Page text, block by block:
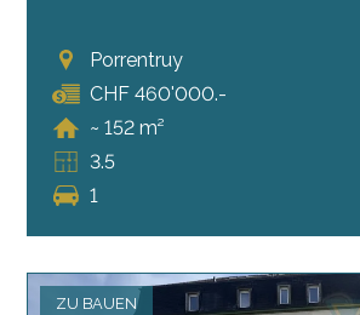
Porrentruy
CHF 460'000.-
~ 152 m²
3.5
1
ZU BAUEN